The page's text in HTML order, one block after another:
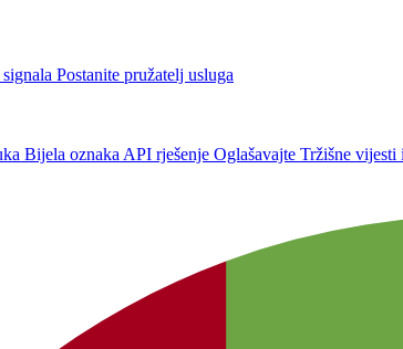
Postanite pružatelj usluga
Bijela oznaka API rješenje Oglašavajte Tržišne vijesti